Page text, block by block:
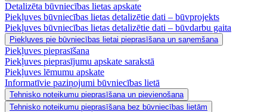
Detalizēta būvniecības lietas apskate
Piekļuves būvniecības lietas detalizētie dati – būvprojekts
Piekļuves būvniecības lietas detalizētie dati – būvdarbu gaita
Piekļuves pie būvniecības lietai pieprasīšana un saņemšana
Piekļuves pieprasīšana
Piekļuves pieprasījumu apskate sarakstā
Piekļuves lēmumu apskate
Informatīvie paziņojumi būvniecības lietā
Tehnisko noteikumu pieprasīšana un pievienošana
Tehnisko noteikumu pieprasīšana bez būvniecības lietām